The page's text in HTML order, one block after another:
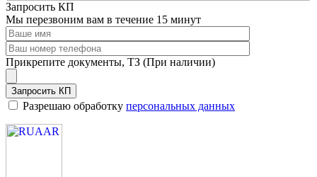
Запросить КП
Мы перезвоним вам в течение 15 минут
Прикрепите документы, ТЗ (При наличии)
Запросить КП
Разрешаю обработку персональных данных